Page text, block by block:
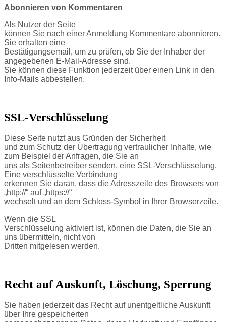
Abonnieren von Kommentaren
Als Nutzer der Seite
können Sie nach einer Anmeldung Kommentare abonnieren.
Sie erhalten eine
Bestätigungsemail, um zu prüfen, ob Sie der Inhaber der
angegebenen E-Mail-Adresse sind.
Sie können diese Funktion jederzeit über einen Link in den
Info-Mails abbestellen.
SSL-Verschlüsselung
Diese Seite nutzt aus Gründen der Sicherheit
und zum Schutz der Übertragung vertraulicher Inhalte, wie
zum Beispiel der Anfragen, die Sie an
uns als Seitenbetreiber senden, eine SSL-Verschlüsselung.
Eine verschlüsselte Verbindung
erkennen Sie daran, dass die Adresszeile des Browsers von
„http://“ auf „https://“
wechselt und an dem Schloss-Symbol in Ihrer Browserzeile.
Wenn die SSL
Verschlüsselung aktiviert ist, können die Daten, die Sie an
uns übermitteln, nicht von
Dritten mitgelesen werden.
Recht auf Auskunft, Löschung, Sperrung
Sie haben jederzeit das Recht auf unentgeltliche Auskunft
über Ihre gespeicherten